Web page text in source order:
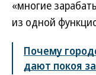
«многие
из одной
Почему
дают покоя